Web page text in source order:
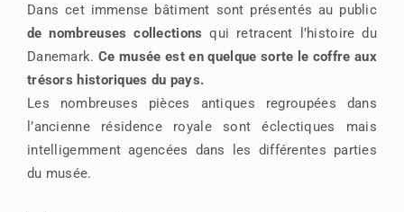
Dans cet immense bâtiment sont présentés au public
de nombreuses collections qui retracent l’histoire du
Danemark.Ce musée est en quelque sorte le coffre aux
trésors historiques du pays.
Les nombreuses pièces antiques regroupées dans
l’ancienne résidence royale sont éclectiques mais
intelligemment agencées dans les différentes parties
du musée.